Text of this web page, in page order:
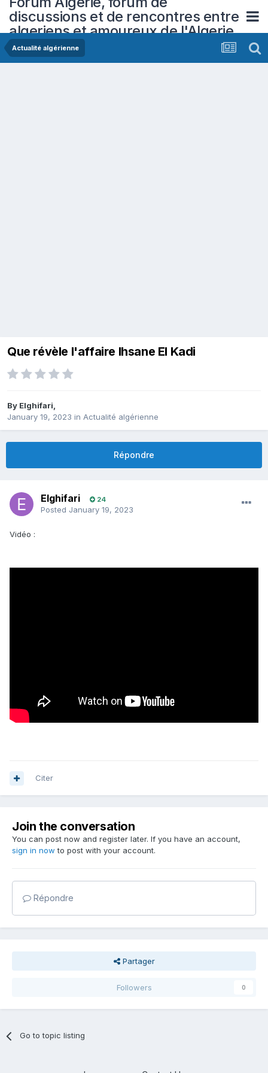
discussions et de rencontres entre
algeriens et amoureux de l'Algerie
Actualité algérienne
Que révèle l'affaire Ihsane El Kadi
By Elghifari,
January 19, 2023 in Actualité algérienne
Répondre
Elghifari 24
Posted January 19, 2023
Vidéo :
Citer
Join the conversation
You can post now and register later. If you have an account,
sign in now to post with your account.
Répondre
Partager
Followers 0
Go to topic listing